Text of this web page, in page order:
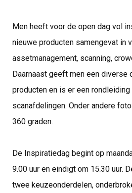
Men heeft voor de open dag vol
nieuwe producten samengevat in
assetmanagement, scanning,
Daarnaast geeft men een diverse
producten en is er een
scanafdelingen. Onder andere
360 graden.
De Inspiratiedag begint op
9.00 uur en eindigt om 15.30 uur.
twee keuzeonderdelen,